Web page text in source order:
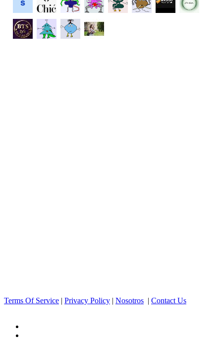
Terms Of Service | Privacy Policy | Nosotros | Contact Us